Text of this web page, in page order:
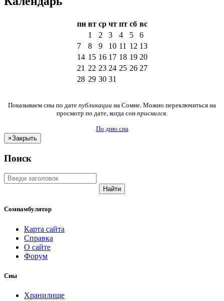
пн вт ср чт пт сб вс
1
2 3 4 5
6
7
8 9 10 11 12 13
14 15 16 17 18 19 20
21 22 23 24 25 26 27
28 29 30 31
Показываем сны по дате публикации на Сомне. Можно переключиться на
просмотр по дате, когда сон приснился
По дню сна
×Закрыть
Поиск
Найти
Сомнамбулятор
Карта сайта
Справка
О сайте
Форум
Сны
Хранилище